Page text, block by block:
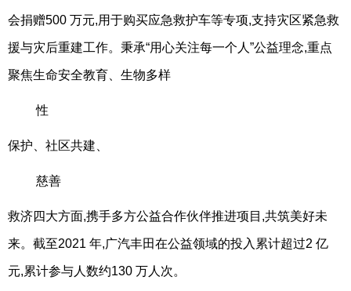
会捐赠500 万元,用于购买应急救护车等专项,支持灾区紧急救
援与灾后重建工作。秉承“用心关注每一个人”公益理念,重点
聚焦生命安全教育、生物多样
性
保护、社区共建、
慈善
救济四大方面,携手多方公益合作伙伴推进项目,共筑美好未
来。截至2021 年,广汽丰田在公益领域的投入累计超过2 亿
元,累计参与人数约130 万人次。